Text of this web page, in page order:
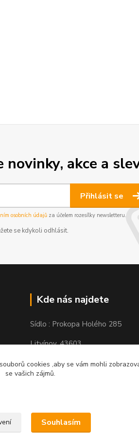
novinky, akce a
Přihlásit se
osobních údajů za účelem rozesílky newsletteru.
se kdykoli odhlásit.
Kde nás najdete
Sídlo : Prokopa Holého 285
Litvínov, 43603
Výdejní místo: Chudeřínská 109
cookies ,aby se vám mohli
se vašich zájmů.
Souhlasím